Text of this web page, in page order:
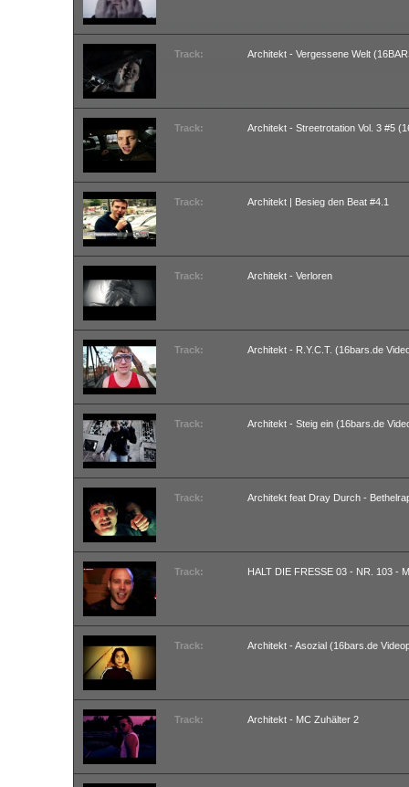
Track: Architekt - Vergessene Welt
Track: Architekt - Streetrotation Vol. 3 #5
Track: Architekt | Besieg den Beat #4.1
Track: Architekt - Verloren
Track: Architekt - R.Y.C.T. (16bars.de
Track: Architekt - Steig ein (16bars.de
Track: Architekt feat Dray Durch -
Track: HALT DIE FRESSE 03 - NR. 103 -
Track: Architekt - Asozial (16bars.de
Track: Architekt - MC Zuhälter 2